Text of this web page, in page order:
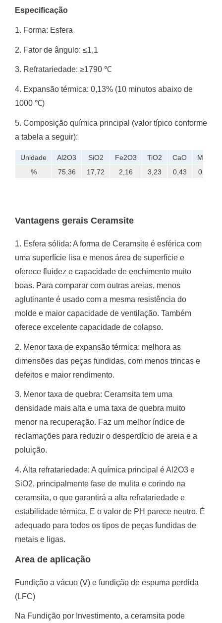
Especificação
1. Forma: Esfera
2. Fator de ângulo: ≤1,1
3. Refratariedade: ≥1790 ℃
4. Expansão térmica: 0,13% (10 minutos abaixo de
1000 ℃)
5. Composição química principal (valor típico conforme
a tabela a seguir):
Unidade Al2O3 SiO2 Fe2O3 TiO2 CaO
MgO
%
75,36 17,72 2,16 3,23 0,43 0,35
Vantagens gerais Ceramsite
1. Esfera sólida: A forma de Ceramsite é esférica com
uma superfície lisa e menos área de superfície e
oferece fluidez e capacidade de enchimento muito
boas. Para comparar com outras areias, menos
aglutinante é usado com a mesma resistência do
molde e maior capacidade de ventilação. Também
oferece excelente capacidade de colapso.
2. Menor taxa de expansão térmica: melhora as
dimensões das peças fundidas, com menos trincas e
defeitos e maior rendimento.
3. Menor taxa de quebra: Ceramsita tem uma
densidade mais alta e uma taxa de quebra muito
menor na recuperação. Faz um melhor índice de
reclamações para reduzir o desperdício de areia e a
poluição.
4. Alta refratariedade: A química principal é Al2O3 e
SiO2, principalmente fase de mulita e corindo na
ceramsita, o que garantirá a alta refratariedade e
estabilidade térmica. E o valor de PH parece neutro. É
adequado para todos os tipos de peças fundidas de
metais e ligas.
Area de aplicação
Fundição a vácuo (V) e fundição de espuma perdida
(LFC)
Na Fundição por Investimento, a ceramsita pode